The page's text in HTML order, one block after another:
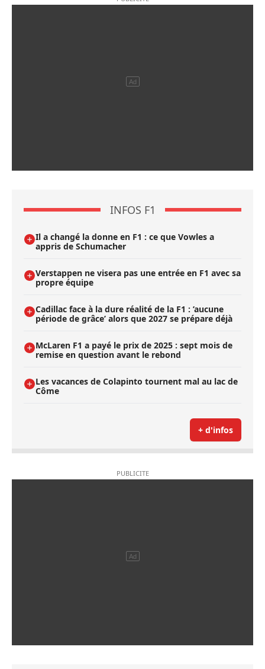
INFOS F1
Il a changé la donne en F1 : ce que Vowles a
appris de Schumacher
Verstappen ne visera pas une entrée en F1 avec sa
propre équipe
Cadillac face à la dure réalité de la F1 : ’aucune
période de grâce’ alors que 2027 se prépare déjà
McLaren F1 a payé le prix de 2025 : sept mois de
remise en question avant le rebond
Les vacances de Colapinto tournent mal au lac de
Côme
+ d'infos